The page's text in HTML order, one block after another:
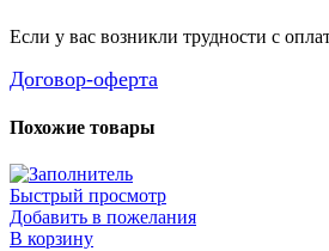
Если у вас возникли трудности с
Договор-оферта
Похожие товары
Быстрый просмотр
Добавить в пожелания
В корзину